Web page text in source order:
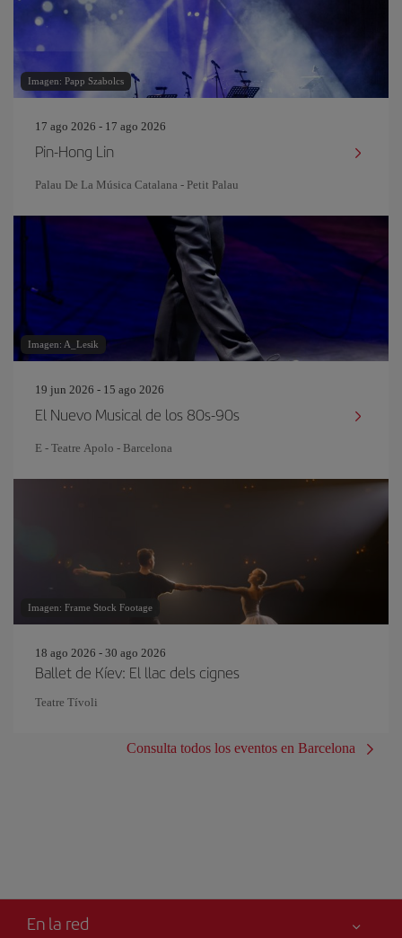
Imagen: Papp Szabolcs
17 ago 2026 - 17 ago 2026
Pin‐Hong Lin
Palau De La Música Catalana - Petit Palau
Imagen: A_Lesik
19 jun 2026 - 15 ago 2026
El Nuevo Musical de los 80s-90s
E - Teatre Apolo - Barcelona
Imagen: Frame Stock Footage
18 ago 2026 - 30 ago 2026
Ballet de Kíev: El llac dels cignes
Teatre Tívoli
Consulta todos los eventos en Barcelona
En la red